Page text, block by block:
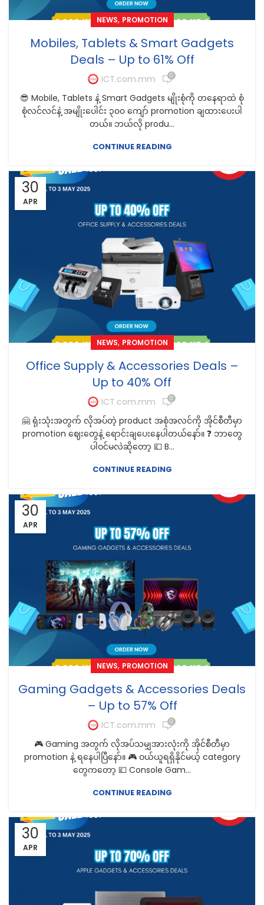
NEWS, PROMOTION
Mobiles, Tablets & Smart Gadgets
Deals – Up to 61% Off
ICT.com.mm 0
😎 Mobile, Tablets နဲ့ Smart Gadgets မျိုးစုံကို တနေရာထဲ စုံ
စုံလင်လင်နဲ့ အမျိုးပေါင်း ၃၀၀ ကျော် promotion ချထားပေးပါ
တယ်။ ဘယ်လို produ...
CONTINUE READING
30
APR
NEWS, PROMOTION
Office Supply & Accessories Deals –
Up to 40% Off
ICT.com.mm 0
🤗 ရုံးသုံးအတွက် လိုအပ်တဲ့ product အစုံအလင်ကို အိုင်စီတီမှာ
promotion ဈေးတွေနဲ့ ရောင်းချပေးနေပါတယ်နော်။ ❓ ဘာတွေ
ပါဝင်မလဲဆိုတော့ 💷 B...
CONTINUE READING
30
APR
NEWS, PROMOTION
Gaming Gadgets & Accessories Deals
– Up to 57% Off
ICT.com.mm 0
🎮 Gaming အတွက် လိုအပ်သမျှအားလုံးကို အိုင်စီတီမှာ
promotion နဲ့ ရနေပါပြီနော်။ 🎮 ဝယ်ယူရရှိနိုင်မယ့် category
တွေကတော့ 💷 Console Gam...
CONTINUE READING
30
APR